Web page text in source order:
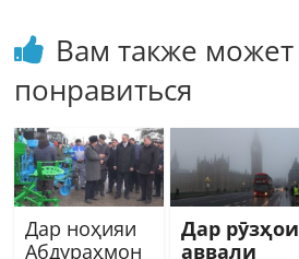
Вам также может
понравиться
Дар ноҳияи
Абдураҳмон
Дар рӯзҳои
аввали